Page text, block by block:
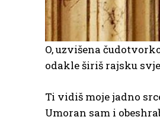
O, uzvišena
odakle širiš rajsku
Ti vidiš moje jadno
Umoran sam i